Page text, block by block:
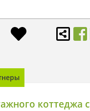
коттеджа с